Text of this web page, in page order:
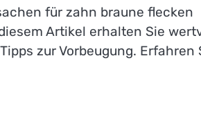
für zahn braune flecken
Artikel erhalten Sie
zur Vorbeugung. Erfahren